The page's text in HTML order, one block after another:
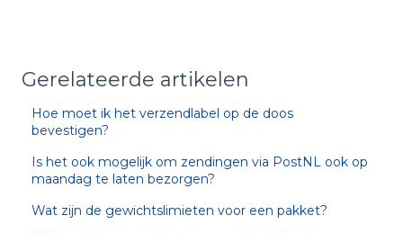
Gerelateerde artikelen
Hoe moet ik het verzendlabel op de doos
bevestigen?
Is het ook mogelijk om zendingen via PostNL ook op
maandag te laten bezorgen?
Wat zijn de gewichtslimieten voor een pakket?